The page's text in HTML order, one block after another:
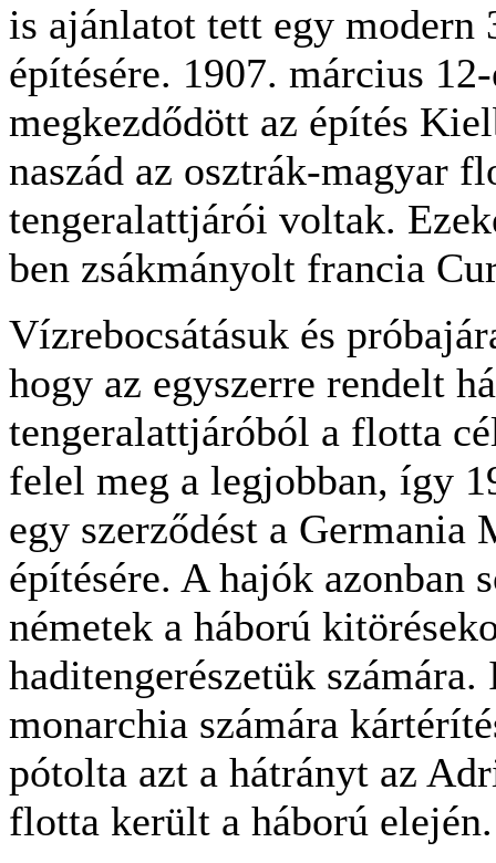
is ajánlatot tett egy
építésére. 1907. március
megkezdődött az építés
naszád az osztrák-magyar
tengeralattjárói voltak.
ben zsákmányolt francia
Vízrebocsátásuk és
hogy az egyszerre rendelt
tengeralattjáróból a flotta
felel meg a legjobban, így
egy szerződést a
építésére. A hajók azonban
németek a háború
haditengerészetük
monarchia számára
pótolta azt a hátrányt az
flotta került a háború elején.